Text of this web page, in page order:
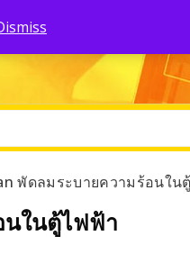
พัดลมระบายความร้อนใน
นในตู้ไฟฟ้า